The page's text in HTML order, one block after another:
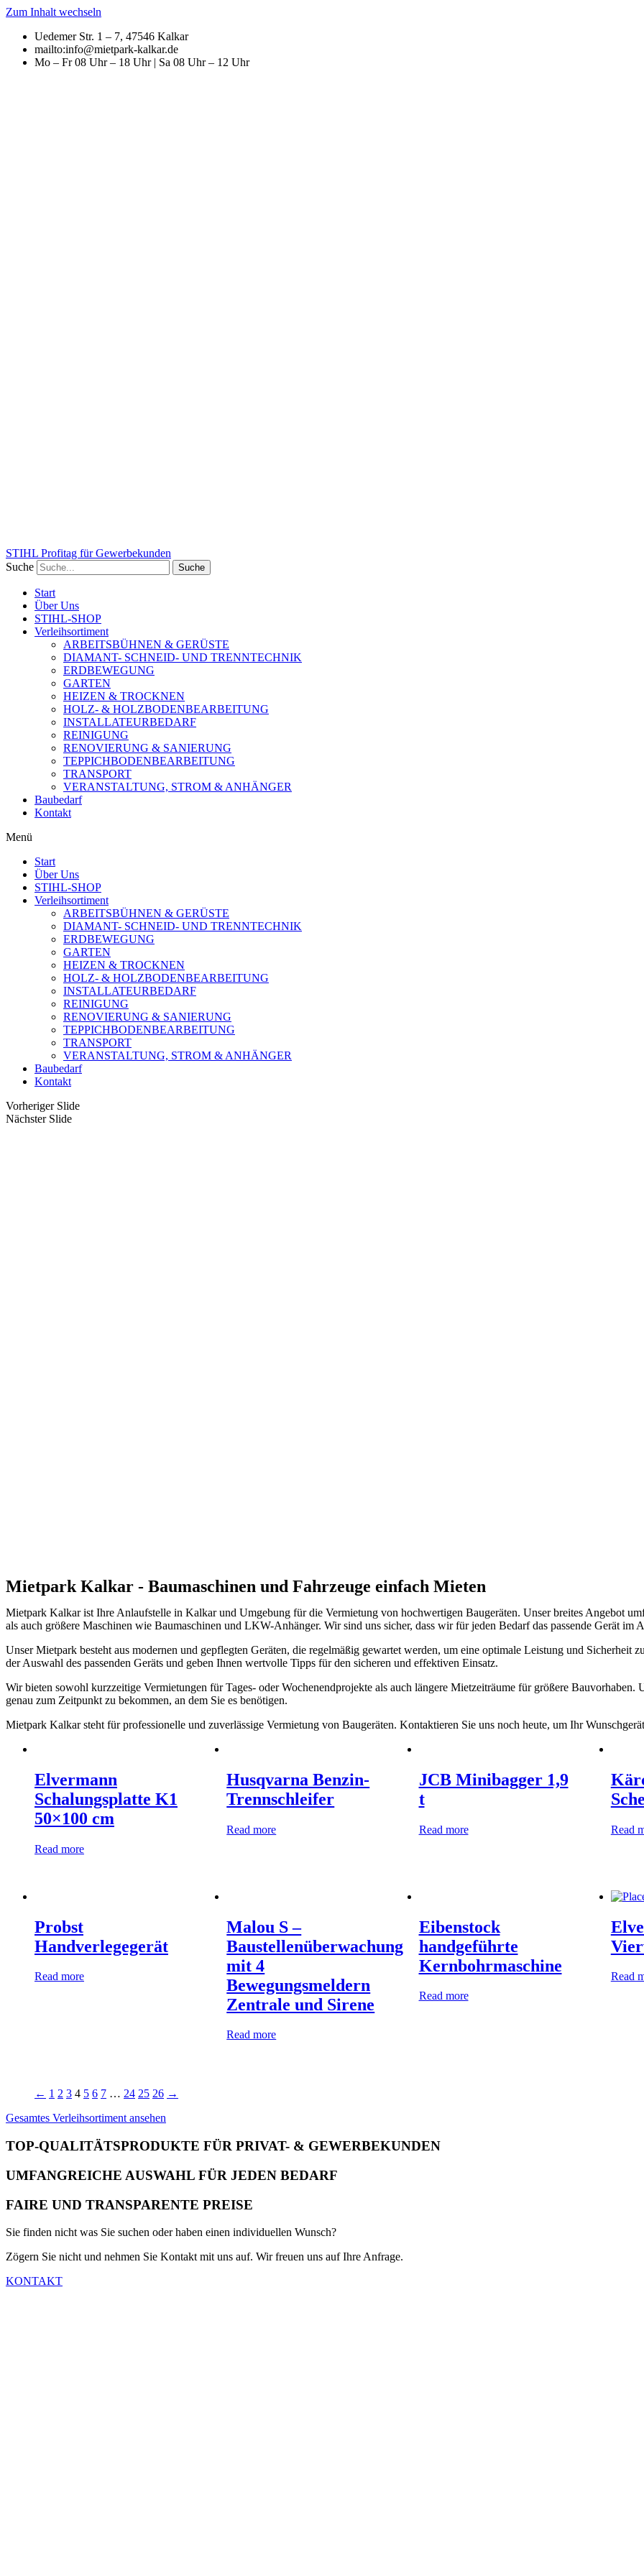
Zum Inhalt wechseln
Uedemer Str. 1 – 7, 47546 Kalkar
mailto:info@mietpark-kalkar.de
Mo – Fr 08 Uhr – 18 Uhr | Sa 08 Uhr – 12 Uhr
STIHL Profitag für Gewerbekunden
Suche
Suche
Start
Über Uns
STIHL-SHOP
Verleihsortiment
ARBEITSBÜHNEN & GERÜSTE
DIAMANT- SCHNEID- UND TRENNTECHNIK
ERDBEWEGUNG
GARTEN
HEIZEN & TROCKNEN
HOLZ- & HOLZBODENBEARBEITUNG
INSTALLATEURBEDARF
REINIGUNG
RENOVIERUNG & SANIERUNG
TEPPICHBODENBEARBEITUNG
TRANSPORT
VERANSTALTUNG, STROM & ANHÄNGER
Baubedarf
Kontakt
Menü
Start
Über Uns
STIHL-SHOP
Verleihsortiment
ARBEITSBÜHNEN & GERÜSTE
DIAMANT- SCHNEID- UND TRENNTECHNIK
ERDBEWEGUNG
GARTEN
HEIZEN & TROCKNEN
HOLZ- & HOLZBODENBEARBEITUNG
INSTALLATEURBEDARF
REINIGUNG
RENOVIERUNG & SANIERUNG
TEPPICHBODENBEARBEITUNG
TRANSPORT
VERANSTALTUNG, STROM & ANHÄNGER
Baubedarf
Kontakt
Vorheriger Slide
Nächster Slide
Mietpark Kalkar - Baumaschinen und Fahrzeuge einfach Mieten
Mietpark Kalkar ist Ihre Anlaufstelle in Kalkar und Umgebung für die Vermietung von hochwertigen Baugeräten. Unser breites Angebot
als auch größere Maschinen wie Baumaschinen und LKW-Anhänger. Wir sind uns sicher, dass wir für jeden Bedarf das passende Gerät im
Unser Mietpark besteht aus modernen und gepflegten Geräten, die regelmäßig gewartet werden, um eine optimale Leistung und Sicherheit
der Auswahl des passenden Geräts und geben Ihnen wertvolle Tipps für den sicheren und effektiven Einsatz.
Wir bieten sowohl kurzzeitige Vermietungen für Tages- oder Wochenendprojekte als auch längere Mietzeiträume für größere
genau zum Zeitpunkt zu bekommen, an dem Sie es benötigen.
Mietpark Kalkar steht für professionelle und zuverlässige Vermietung von Baugeräten. Kontaktieren Sie uns noch heute, um Ihr
Elvermann
Schalungsplatte K1
50×100 cm
Read more
Husqvarna Benzin-
Trennschleifer
Read more
JCB Minibagger 1,9
t
Read more Read
Probst
Handverlegegerät
Read more
Malou S –
Baustellenüberwachung
mit 4
Bewegungsmeldern
Zentrale und Sirene
Read more
Eibenstock
handgeführte
Kernbohrmaschine
Read more
Read
← 1 2 3 4 5 6 7 … 24 25 26 →
Gesamtes Verleihsortiment ansehen
TOP-QUALITÄTSPRODUKTE FÜR PRIVAT- & GEWERBEKUNDEN
UMFANGREICHE AUSWAHL FÜR JEDEN BEDARF
FAIRE UND TRANSPARENTE PREISE
Sie finden nicht was Sie suchen oder haben einen individuellen Wunsch?
Zögern Sie nicht und nehmen Sie Kontakt mit uns auf. Wir freuen uns auf Ihre Anfrage.
KONTAKT